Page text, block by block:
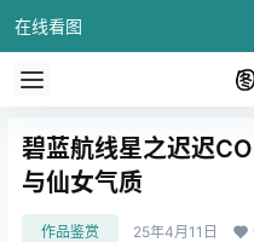
在线看图
碧蓝航线星之迟迟
与仙女气质
作品鉴赏 25年4月11日